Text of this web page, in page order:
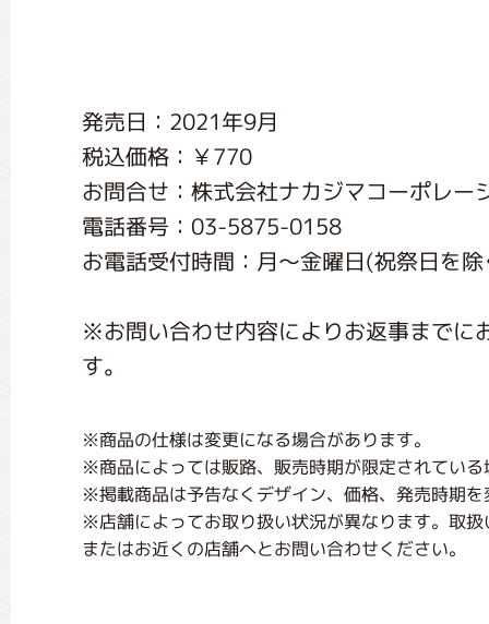
発売日：2021年9月
税込価格：￥770
お問合せ：株式会社ナカジマコーポレー
電話番号：03-5875-0158
お電話受付時間：月〜金曜日(祝祭日を
※お問い合わせ内容によりお返事までに
す。
※商品の仕様は変更になる場合があります。
※商品によっては販路、販売時期が限定されてい
※掲載商品は予告なくデザイン、価格、発売時期
※店舗によってお取り扱い状況が異なります。取
またはお近くの店舗へとお問い合わせください。
くまのがっこう 家庭科部